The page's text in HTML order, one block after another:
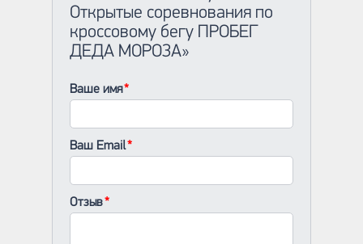
Открытые соревнования по
кроссовому бегу ПРОБЕГ
ДЕДА МОРОЗА»
Ваше имя
Ваш Email
Отзыв